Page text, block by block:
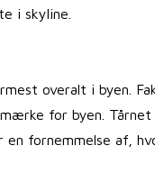
i skyline.
overalt i byen.
for byen.
fornemmelse af,